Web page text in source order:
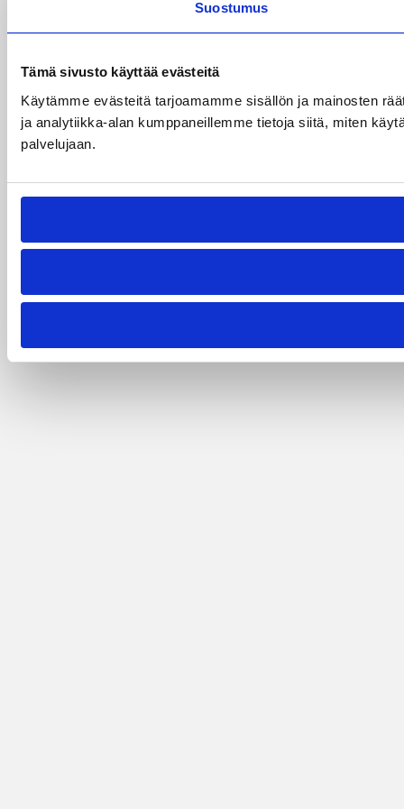
Suostumus
Tämä sivusto käyttää evästeitä
Käytämme evästeitä tarjoamamme sisällön ja mainosten
ja analytiikka-alan kumppaneillemme tietoja siitä, miten
palvelujaan.